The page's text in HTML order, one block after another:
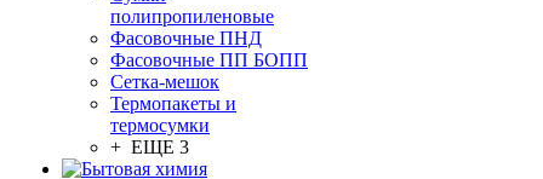
полипропиленовые
Фасовочные ПНД
Фасовочные ПП БОПП
Сетка-мешок
Термопакеты и
термосумки
+ ЕЩЕ 3